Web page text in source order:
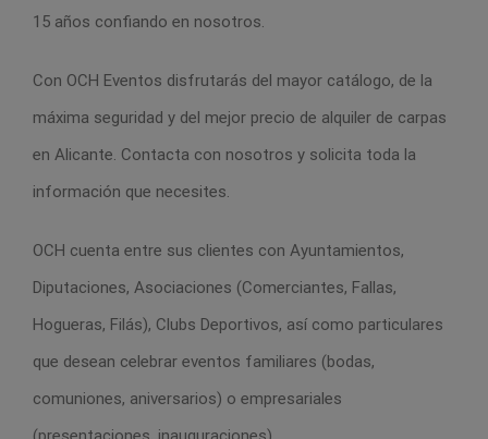
15 años confiando en nosotros.
Con OCH Eventos disfrutarás del mayor catálogo, de la
máxima seguridad y del mejor precio de alquiler de carpas
en Alicante. Contacta con nosotros y solicita toda la
información que necesites.
OCH cuenta entre sus clientes con Ayuntamientos,
Diputaciones, Asociaciones (Comerciantes, Fallas,
Hogueras, Filás), Clubs Deportivos, así como particulares
que desean celebrar eventos familiares (bodas,
comuniones, aniversarios) o empresariales